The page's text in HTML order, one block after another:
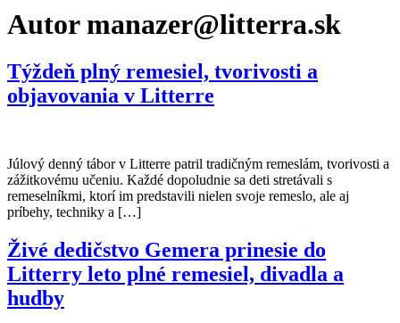
Autormanazer@litterra.sk
Týždeň plný remesiel, tvorivosti a
objavovania v Litterre
Júlový denný tábor v Litterre patril tradičným remeslám, tvorivosti a
zážitkovému učeniu. Každé dopoludnie sa deti stretávali s
remeselníkmi, ktorí im predstavili nielen svoje remeslo, ale aj
príbehy, techniky a […]
Živé dedičstvo Gemera prinesie do
Litterry leto plné remesiel, divadla a
hudby